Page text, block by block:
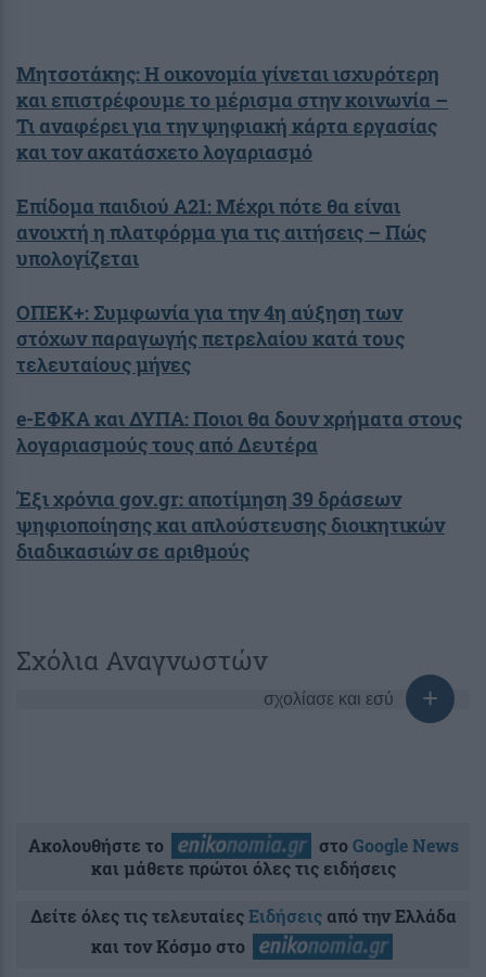
Μητσοτάκης: Η οικονομία γίνεται ισχυρότερη
και επιστρέφουμε το μέρισμα στην κοινωνία –
Τι αναφέρει για την ψηφιακή κάρτα εργασίας
και τον ακατάσχετο λογαριασμό
Επίδομα παιδιού Α21: Μέχρι πότε θα είναι
ανοιχτή η πλατφόρμα για τις αιτήσεις – Πώς
υπολογίζεται
ΟΠΕΚ+: Συμφωνία για την 4η αύξηση των
στόχων παραγωγής πετρελαίου κατά τους
τελευταίους μήνες
e-ΕΦΚΑ και ΔΥΠΑ: Ποιοι θα δουν χρήματα στους
λογαριασμούς τους από Δευτέρα
Έξι χρόνια gov.gr: αποτίμηση 39 δράσεων
ψηφιοποίησης και απλούστευσης διοικητικών
διαδικασιών σε αριθμούς
Σχόλια Αναγνωστών
σχολίασε και εσύ
Ακολουθήστε το στοGoogle News
και μάθετε πρώτοι όλες τις ειδήσεις
Δείτε όλες τις τελευταίεςΕιδήσειςαπό την Ελλάδα
και τον Κόσμο στο